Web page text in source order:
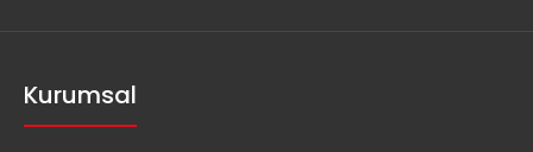
Kurumsal